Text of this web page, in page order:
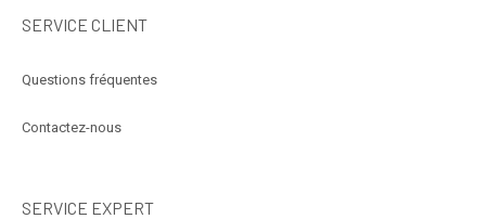
SERVICE CLIENT
Questions fréquentes
Contactez-nous
SERVICE EXPERT